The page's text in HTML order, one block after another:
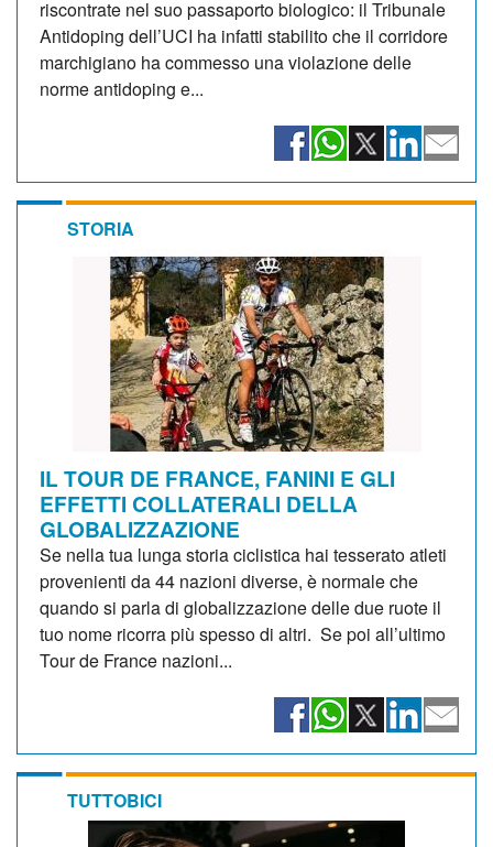
riscontrate nel suo passaporto biologico: il Tribunale
Antidoping dell’UCI ha infatti stabilito che il corridore
marchigiano ha commesso una violazione delle
norme antidoping e...
STORIA
IL TOUR DE FRANCE, FANINI E GLI
EFFETTI COLLATERALI DELLA
GLOBALIZZAZIONE
Se nella tua lunga storia ciclistica hai tesserato atleti
provenienti da 44 nazioni diverse, è normale che
quando si parla di globalizzazione delle due ruote il
tuo nome ricorra più spesso di altri. Se poi all’ultimo
Tour de France nazioni...
TUTTOBICI